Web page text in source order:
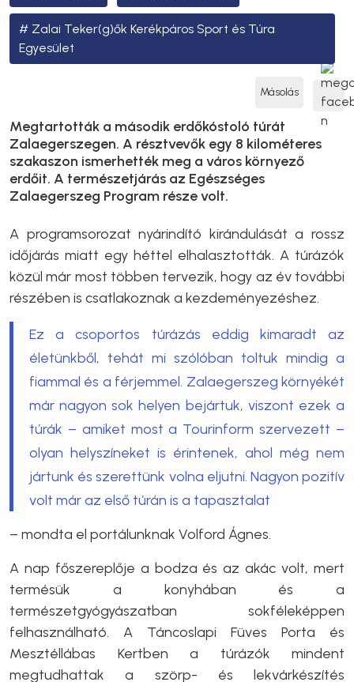
Zalai Teker(g)ők Kerékpáros Sport és Túra
Egyesület
Másolás
Megtartották a második erdőkóstoló túrát
Zalaegerszegen. A résztvevők egy 8 kilométeres
szakaszon ismerhették meg a város környező
erdőit. A természetjárás az Egészséges
Zalaegerszeg Program része volt.
A programsorozat nyárindító kirándulását a rossz
időjárás miatt egy héttel elhalasztották. A túrázók
közül már most többen tervezik, hogy az év további
részében is csatlakoznak a kezdeményezéshez.
Ez a csoportos túrázás eddig kimaradt az
életünkből, tehát mi szólóban toltuk mindig a
fiammal és a férjemmel. Zalaegerszeg környékét
már nagyon sok helyen bejártuk, viszont ezek a
túrák – amiket most a Tourinform szervezett –
olyan helyszíneket is érintenek, ahol még nem
jártunk és szerettünk volna eljutni. Nagyon pozitív
volt már az első túrán is a tapasztalat
– mondta el portálunknak Volford Ágnes.
A nap főszereplője a bodza és az akác volt, mert
termésük a konyhában és a
természetgyógyászatban sokféleképpen
felhasználható. A Táncoslapi Füves Porta és
Mesztéllábas Kertben a túrázók mindent
megtudhattak a szörp- és lekvárkészítés